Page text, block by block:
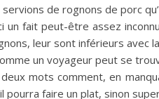
servions de rognons de porc
un fait peut-être assez
leur sont inférieurs avec
un voyageur peut se
mots comment, en
pourra faire un plat, sinon